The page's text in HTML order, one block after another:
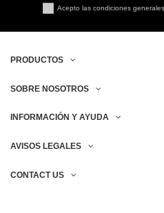
Acepto las condiciones
PRODUCTOS
SOBRE NOSOTROS
INFORMACIÓN Y AYUDA
AVISOS LEGALES
CONTACT US